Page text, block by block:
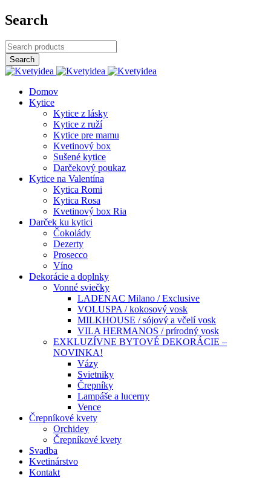
Search
Domov
Kytice
Kytice z lásky
Kytice z ruží
Kytice pre mamu
Kvetinový box
Sušené kytice
Darčekový poukaz
Kytice na Valentína
Kytica Romi
Kytica Rosa
Kvetinový box Ria
Darček ku kytici
Čokolády
Dezerty
Prosecco
Víno
Dekorácie a doplnky
Vonné sviečky
LADENAC Milano / Exclusive
VOLUSPA / kokosový vosk
MILKHOUSE / sójový a včelí vosk
VILA HERMANOS / prírodný vosk
EXKLUZÍVNE BYTOVÉ DEKORÁCIE –
NOVINKA!
Vázy
Svietniky
Črepníky
Lampáše a lucerny
Vence
Črepníkové kvety
Orchidey
Črepníkové kvety
Svadba
Kvetinárstvo
Kontakt